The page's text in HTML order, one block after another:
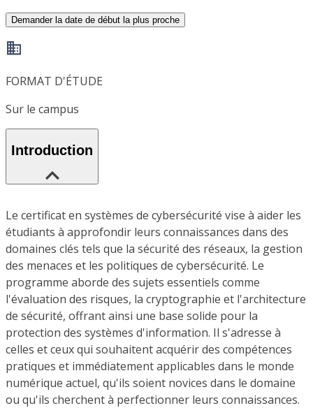
Demander la date de début la plus proche
FORMAT D'ÉTUDE
Sur le campus
Introduction
Le certificat en systèmes de cybersécurité vise à aider les
étudiants à approfondir leurs connaissances dans des
domaines clés tels que la sécurité des réseaux, la gestion
des menaces et les politiques de cybersécurité. Le
programme aborde des sujets essentiels comme
l'évaluation des risques, la cryptographie et l'architecture
de sécurité, offrant ainsi une base solide pour la
protection des systèmes d'information. Il s'adresse à
celles et ceux qui souhaitent acquérir des compétences
pratiques et immédiatement applicables dans le monde
numérique actuel, qu'ils soient novices dans le domaine
ou qu'ils cherchent à perfectionner leurs connaissances.